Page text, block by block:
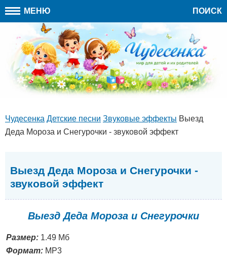
МЕНЮ ПОИСК
Чудесенка Детские песни Звуковые эффекты Выезд
Деда Мороза и Снегурочки - звуковой эффект
Выезд Деда Мороза и Снегурочки -
звуковой эффект
Выезд Деда Мороза и Снегурочки
Размер: 1.49 Мб
Формат: MP3